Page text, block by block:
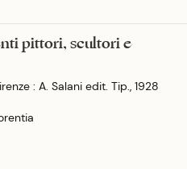
pittori, scultori e
: A. Salani edit. Tip., 1928